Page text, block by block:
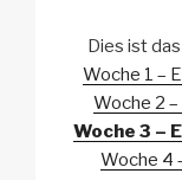
Dies ist
Woche 1 –
Woche 2
Woche 3 –
Woche 4